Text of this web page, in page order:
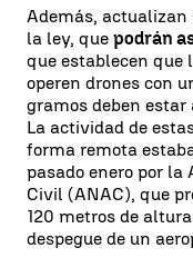
Además,
la ley, que podrán
que establecen que
operen drones con
gramos deben
La actividad de
forma remota
pasado enero por la
Civil (ANAC), que
120 metros de
despegue de un